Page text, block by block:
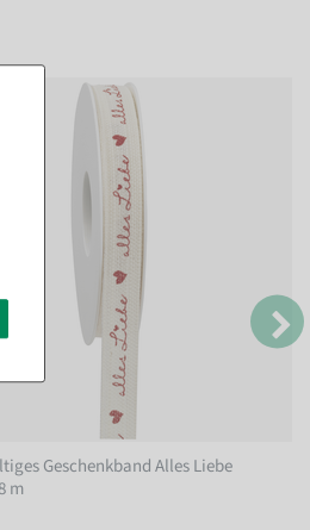
Geschenkband Alles Liebe
m